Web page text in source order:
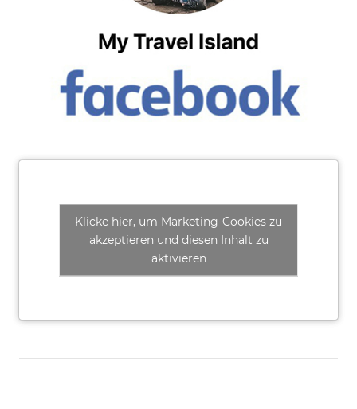
Klicke hier, um Marketing-Cookies zu
akzeptieren und diesen Inhalt zu
aktivieren